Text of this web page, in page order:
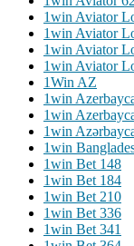
1win Aviator
1win Aviator
1win Aviator
1win Aviator
1Win AZ
1win
1win
1win
1win
1win Bet 148
1win Bet 184
1win Bet 210
1win Bet 336
1win Bet 341